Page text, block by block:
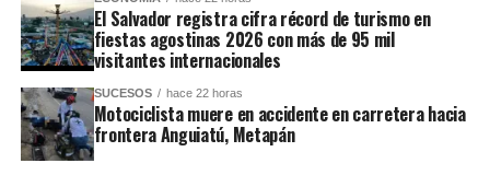
El Salvador registra cifra récord de turismo en
fiestas agostinas 2026 con más de 95 mil
visitantes internacionales
SUCESOS hace 22 horas
Motociclista muere en accidente en carretera hacia
frontera Anguiatú, Metapán